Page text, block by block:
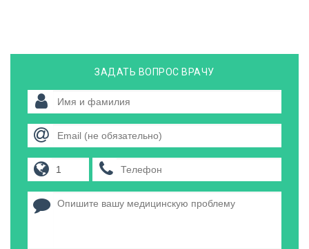
ЗАДАТЬ ВОПРОС ВРАЧУ